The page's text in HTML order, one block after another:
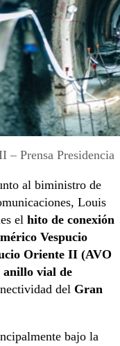
– Prensa Presidencia
al biministro de
Louis
el hito de conexión
Vespucio
Oriente II (AVO
anillo vial de
del Gran
bajo la